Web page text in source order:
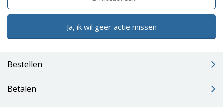
Ja, ik wil geen actie missen
Bestellen
Betalen